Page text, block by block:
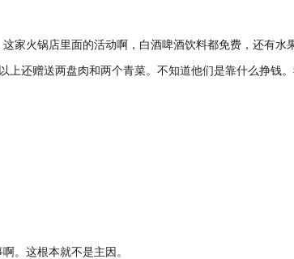
家火锅店里面的活动啊，白酒啤酒饮料都免费，还有水
还赠送两盘肉和两个青菜。不知道他们是靠什么挣钱
。这根本就不是主因。